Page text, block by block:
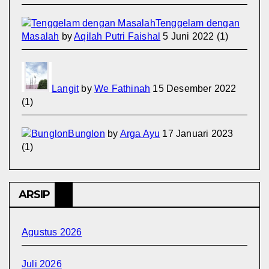
Tenggelam dengan
Masalah byAqilah Putri Faishal 5 Juni 2022 (1)
LangitbyWe Fathinah 15 Desember 2022
(1)
Bunglon by Arga Ayu 17 Januari 2023
(1)
ARSIP
Agustus 2026
Juli 2026